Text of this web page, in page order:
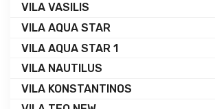
VILA VASILIS
VILA AQUA STAR
VILA AQUA STAR 1
VILA NAUTILUS
VILA KONSTANTINOS